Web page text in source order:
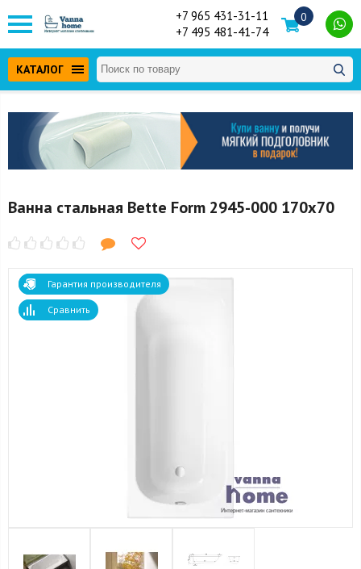
+7 965 431-31-11
+7 495 481-41-74
0
КАТАЛОГ
Ванна стальная Bette Form 2945-000 170x70
Гарантия производителя
Сравнить